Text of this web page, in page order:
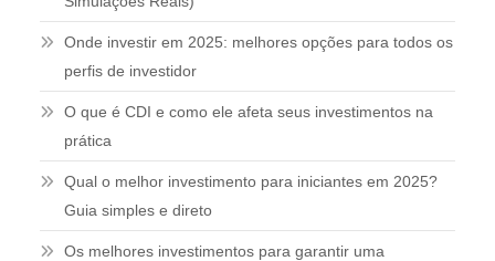
Onde investir em 2025: melhores opções para todos os
perfis de investidor
O que é CDI e como ele afeta seus investimentos na
prática
Qual o melhor investimento para iniciantes em 2025?
Guia simples e direto
Os melhores investimentos para garantir uma